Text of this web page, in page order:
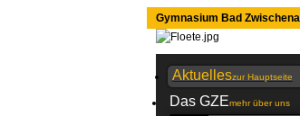
Gymnasium Bad
Aktuelleszur Hauptseite
Das GZEmehr über uns